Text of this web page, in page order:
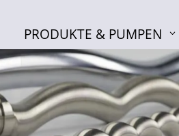
PRODUKTE & PUMPEN
PRODUKTE & PUMPEN